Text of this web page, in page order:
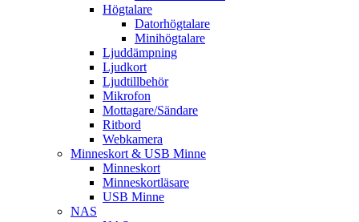
Högtalare
Datorhögtalare
Minihögtalare
Ljuddämpning
Ljudkort
Ljudtillbehör
Mikrofon
Mottagare/Sändare
Ritbord
Webkamera
Minneskort & USB Minne
Minneskort
Minneskortläsare
USB Minne
NAS